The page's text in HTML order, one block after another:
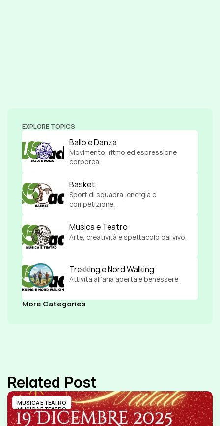
EXPLORE TOPICS
Ballo e Danza
Movimento, ritmo ed espressione
corporea.
Basket
Sport di squadra, energia e
competizione.
Musica e Teatro
Arte, creatività e spettacolo dal vivo.
Trekking e Nord Walking
Attività all’aria aperta e benessere.
More Categories
Related Post
MUSICA E TEATRO
MUSICA E TEATRO